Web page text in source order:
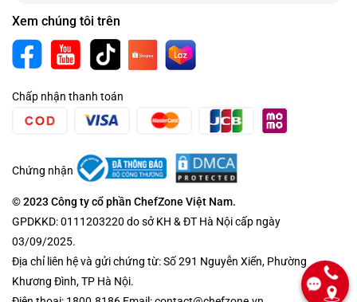
Xem chúng tôi trên
Chấp nhận thanh toán
Chứng nhận
© 2023 Công ty cổ phần ChefZone Việt Nam.
GPDKKD: 0111203220 do sở KH & ĐT Hà Nội cấp ngày
03/09/2025.
Địa chỉ liên hệ và gửi chứng từ: Số 291 Nguyễn Xiển, Phường
Khương Đình, TP Hà Nội.